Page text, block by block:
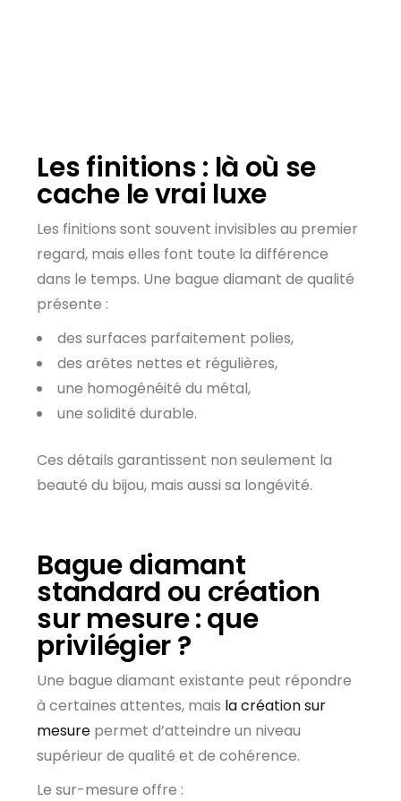
Les finitions : là où se
cache le vrai luxe
Les finitions sont souvent invisibles au premier
regard, mais elles font toute la différence
dans le temps. Une bague diamant de qualité
présente :
des surfaces parfaitement polies,
des arêtes nettes et régulières,
une homogénéité du métal,
une solidité durable.
Ces détails garantissent non seulement la
beauté du bijou, mais aussi sa longévité.
Bague diamant
standard ou création
sur mesure : que
privilégier ?
Une bague diamant existante peut répondre
à certaines attentes, mais la création sur
mesure permet d’atteindre un niveau
supérieur de qualité et de cohérence.
Le sur-mesure offre :